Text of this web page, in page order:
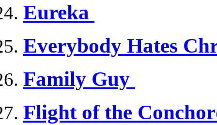
Eureka
Everybody Hates
Family Guy
Flight of the